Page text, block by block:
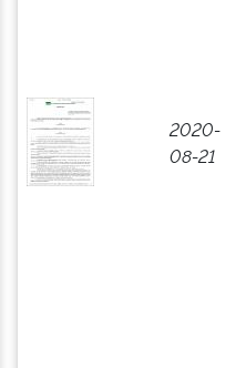
2020-
08-21